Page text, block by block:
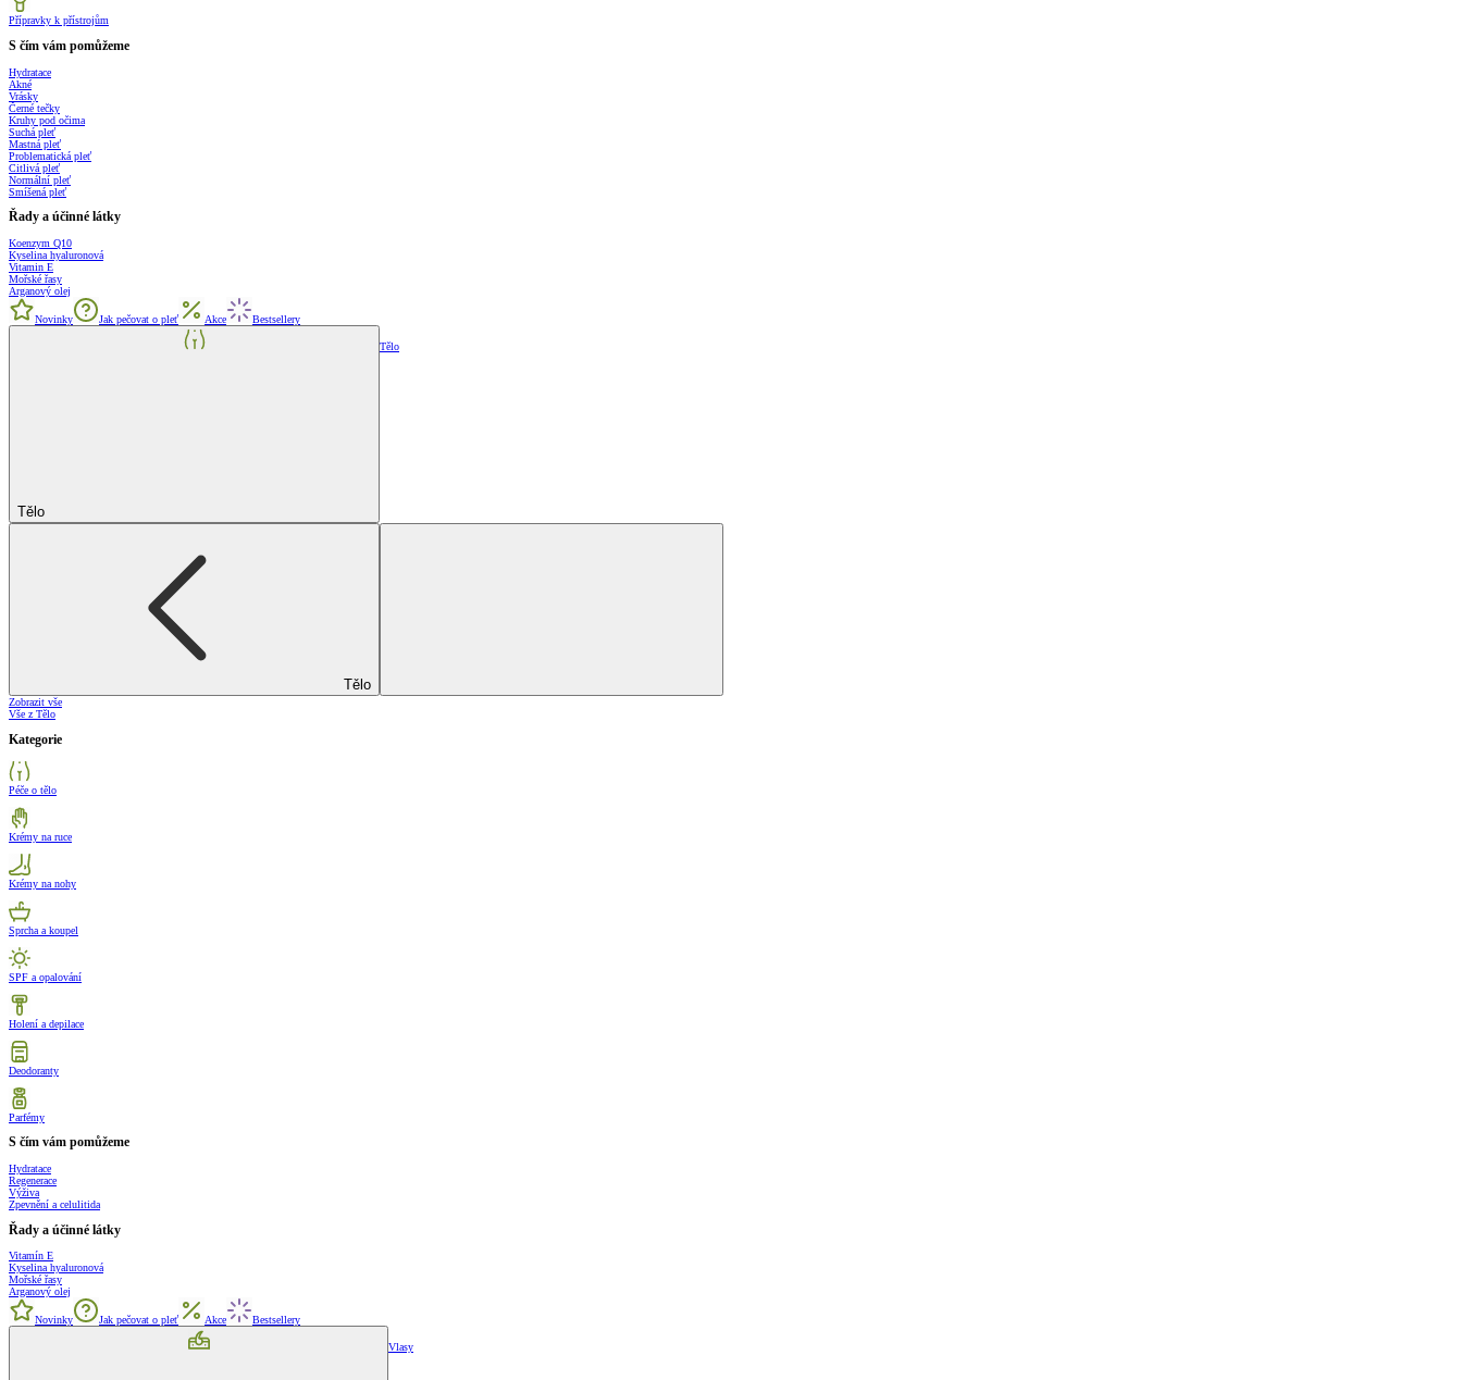
Přípravky k přístrojům
S čím vám pomůžeme
Hydratace
Akné
Vrásky
Černé tečky
Kruhy pod očima
Suchá pleť
Mastná pleť
Problematická pleť
Citlivá pleť
Normální pleť
Smíšená pleť
Řady a účinné látky
Koenzym Q10
Kyselina hyaluronová
Vitamin E
Mořské řasy
Arganový olej
Novinky Jak pečovat o pleť Akce Bestsellery
Tělo
Tělo
Tělo
Zobrazit vše
Vše z Tělo
Kategorie
Péče o tělo
Krémy na ruce
Krémy na nohy
Sprcha a koupel
SPF a opalování
Holení a depilace
Deodoranty
Parfémy
S čím vám pomůžeme
Hydratace
Regenerace
Výživa
Zpevnění a celulitida
Řady a účinné látky
Vitamín E
Kyselina hyaluronová
Mořské řasy
Arganový olej
Novinky Jak pečovat o pleť Akce Bestsellery
Vlasy